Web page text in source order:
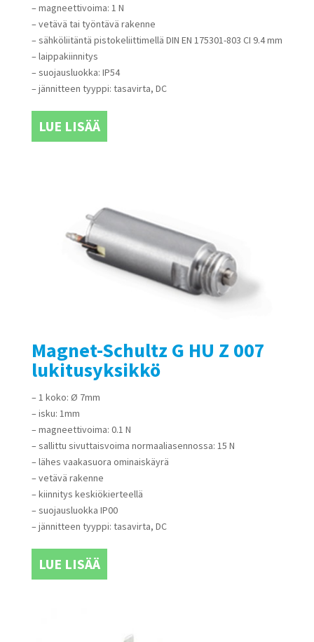
– magneettivoima: 1 N
– vetävä tai työntävä rakenne
– sähköliitäntä pistokeliittimellä DIN EN 175301-803 CI 9.4 mm
– laippakiinnitys
– suojausluokka: IP54
– jännitteen tyyppi: tasavirta, DC
LUE LISÄÄ
Magnet-Schultz G HU Z 007
lukitusyksikkö
– 1 koko: Ø 7mm
– isku: 1mm
– magneettivoima: 0.1 N
– sallittu sivuttaisvoima normaaliasennossa: 15 N
– lähes vaakasuora ominaiskäyrä
– vetävä rakenne
– kiinnitys keskiökierteellä
– suojausluokka IP00
– jännitteen tyyppi: tasavirta, DC
LUE LISÄÄ